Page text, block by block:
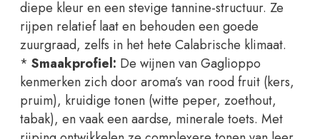
diepe kleur en een stevige tannine-structuur. Ze
rijpen relatief laat en behouden een goede
zuurgraad, zelfs in het hete Calabrische klimaat.
* Smaakprofiel: De wijnen van Gaglioppo
kenmerken zich door aroma’s van rood fruit (kers,
pruim), kruidige tonen (witte peper, zoethout,
tabak), en vaak een aardse, minerale toets. Met